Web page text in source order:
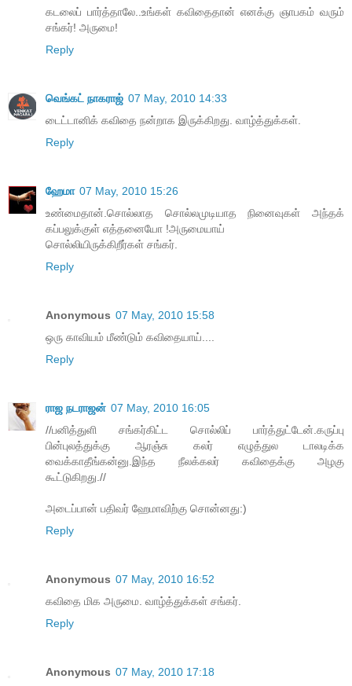
கடலைப் பார்த்தாலே..உங்கள் கவிதைதான் எனக்கு ஞாபகம் வரும்
சங்கர்! அருமை!
Reply
வெங்கட் நாகராஜ் 07 May, 2010 14:33
டைட்டானிக் கவிதை நன்றாக இருக்கிறது. வாழ்த்துக்கள்.
Reply
ஹேமா 07 May, 2010 15:26
உண்மைதான்.சொல்லாத சொல்லமுடியாத நினைவுகள் அந்தக்
கப்பலுக்குள் எத்தனையோ !அருமையாய்
சொல்லியிருக்கிறீர்கள் சங்கர்.
Reply
Anonymous 07 May, 2010 15:58
ஒரு காவியம் மீண்டும் கவிதையாய்....
Reply
ராஜ நடராஜன் 07 May, 2010 16:05
//பனித்துளி சங்கர்கிட்ட சொல்லிப் பார்த்துட்டேன்.கருப்பு
பின்புலத்துக்கு ஆரஞ்சு கலர் எழுத்துல டாலடிக்க
வைக்காதீங்கன்னு.இந்த நீலக்கலர் கவிதைக்கு அழகு
கூட்டுகிறது.//
அடைப்பான் பதிவர் ஹேமாவிற்கு சொன்னது:)
Reply
Anonymous 07 May, 2010 16:52
கவிதை மிக அருமை. வாழ்த்துக்கள் சங்கர்.
Reply
Anonymous 07 May, 2010 17:18